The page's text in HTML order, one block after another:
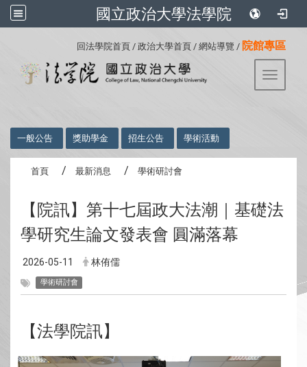
國立政治大學法學院
回法學院首頁 / 政治大學首頁 / 網站導覽 / 院館專區
Toggle
一般公告 獎助學金 招生公告 學術活動
首頁 最新消息 學術研討會
【院訊】第十七屆政大法潮｜基礎法
學研究生論文發表會 圓滿落幕
2026-05-11 林侑儒
學術研討會
【法學院訊】